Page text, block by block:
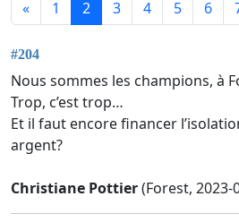
« 1 2 3 4 5 6
#204
Nous sommes les champions, à
Trop, c’est trop…
Et il faut encore financer
argent?
Christiane Pottier(Forest, 2023-